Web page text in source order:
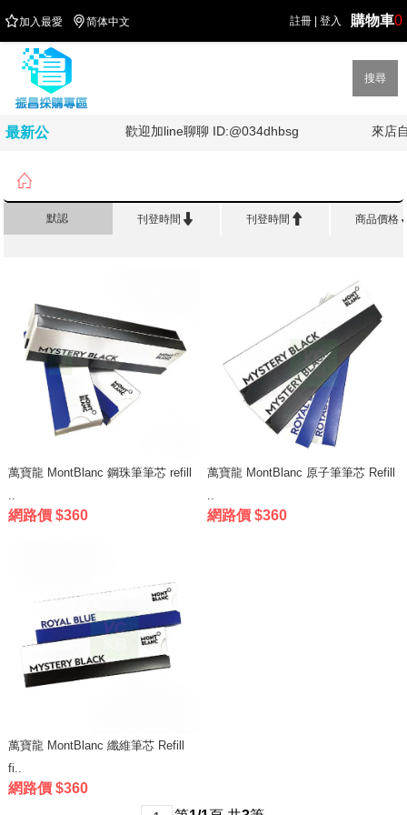
註冊 登入 購物車0
加入最愛 简体中文
搜尋
最新公
加油!!!! 歡迎加line聊聊 ID:@034dhbsg 來店

默認 刊登時間  刊登時間  商品價格
萬寶龍 MontBlanc 鋼珠筆筆芯 refill
..
網路價 $360
萬寶龍 MontBlanc 原子筆筆芯 Refill
..
網路價 $360
萬寶龍 MontBlanc 纖維筆芯 Refill
fi..
網路價 $360